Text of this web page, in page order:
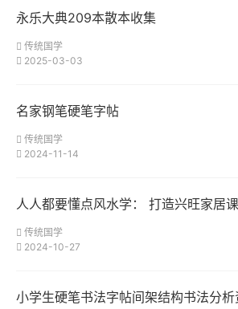
永乐大典209本散本收集
传统国学
2025-03-03
名家钢笔硬笔字帖
传统国学
2024-11-14
人人都要懂点风水学： 打造兴旺家居课
传统国学
2024-10-27
小学生硬笔书法字帖间架结构书法分析